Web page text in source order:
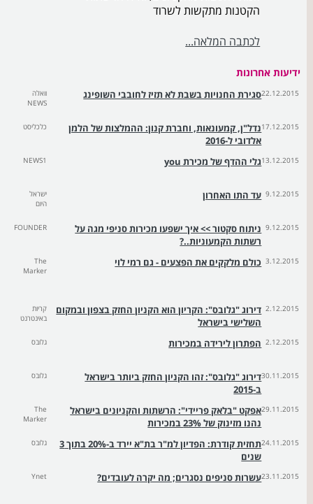
הקטנות מתקשות לשרוד
לכתבה המלאה...
ידיעות אחרונות
22.12.2015סגירת החנויות בשבת לא תזיז לחובבי השופינג
וואלה
NEWS
17.12.2015נדל"ן, קמעונאות, וחברת קנון: ההמלצות של הלמן
אלדובי ל-2016
כלכליסט
13.12.2015גלי ההדף של מכירת you NEWS1
9.12.2015 עד התו האחרון
ישראל
היום
9.12.2015 ניתוח סקטור >> איך ישפעו מכירות סניפי מגה על
רשתות הקמעוניות..?
FOUNDER
3.12.2015 כולם מלקקים את הפצעים - גם רמי לוי
The
Marker
2.12.2015 דירוג "גלובס": הקריון הוא הקניון החזק בצפון ובמקום
השלישי בישראל
קריות
באינטרנט
2.12.2015 הפתרון לירידה במכירות גלובס
30.11.2015דירוג "גלובס": זהו הקניון החזק ביותר בישראל
ב-2015
גלובס
29.11.2015אפקט "בלאק פריידי": הרשתות והקניונים בישראל
נהנו מזינוק של 23% במכירות
The
Marker
24.11.2015
תחזית קודרת: הפדיון למ"ר בת"א יירד ב-20% בתוך 3
שנים
גלובס
23.11.2015עשרות סניפים נסגרים; מה יקרה לעובדים? Ynet